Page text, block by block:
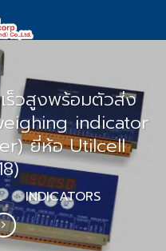
ร็วสูงพร้อมตัวส่ง
indicator
ยี่ห้อ Utilcell
/ INDICATORS